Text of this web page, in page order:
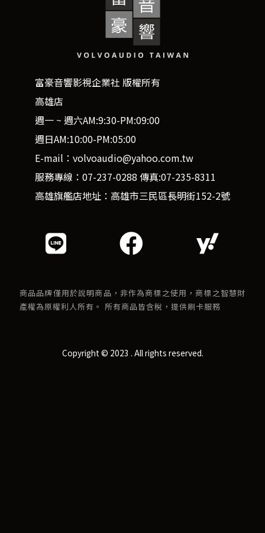
富豪音響影視企業社 版權所有
高雄店
週一 ~ 週六AM:9:30-PM:09:00
週日AM:10:00-PM:05:00
E-mail：volvoaudio@yahoo.com.tw
服務專線：07-237-0288 傳真:07-235-8311
高雄旗艦店地址：高雄市三民區長明街152-2號
商品品牌僅用於說明商品，非作為商標之使用，商標之智慧財
產權為原權利人所有。 所有商品皆含稅，提供刷卡服務
Copyright © 2023 . All rights reserved.